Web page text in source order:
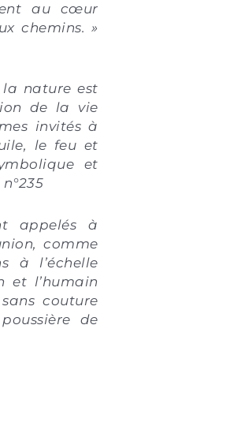
au cœur
chemins. »
la nature est
de la vie
invités à
le feu et
et
appelés à
comme
à l’échelle
et l’humain
couture
de